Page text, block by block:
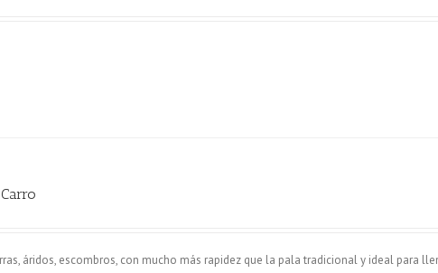
áridos, escombros, con mucho más rapidez que la pala tradicional y ideal para